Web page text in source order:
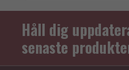
Håll dig
senaste